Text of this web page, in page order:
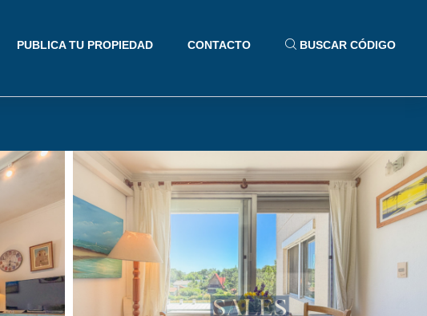
PUBLICA TU PROPIEDAD CONTACTO BUSCAR CÓDIGO